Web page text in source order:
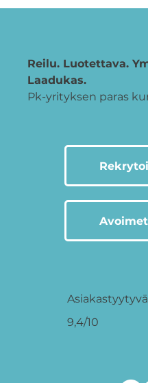
Reilu. Luotettava.
Laadukas.
Pk-yrityksen paras
9,4/10